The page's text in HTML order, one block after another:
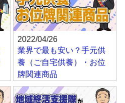
2022/04/26
業界で最も安い？手元供
養（ご自宅供養）・お位
牌関連商品